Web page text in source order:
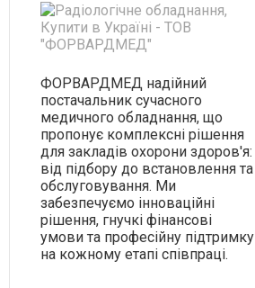
ФОРВАРДМЕД надійний
постачальник сучасного
медичного обладнання, що
пропонує комплексні рішення
для закладів охорони здоров'я:
від підбору до встановлення та
обслуговування. Ми
забезпечуємо інноваційні
рішення, гнучкі фінансові
умови та професійну підтримку
на кожному етапі співпраці.